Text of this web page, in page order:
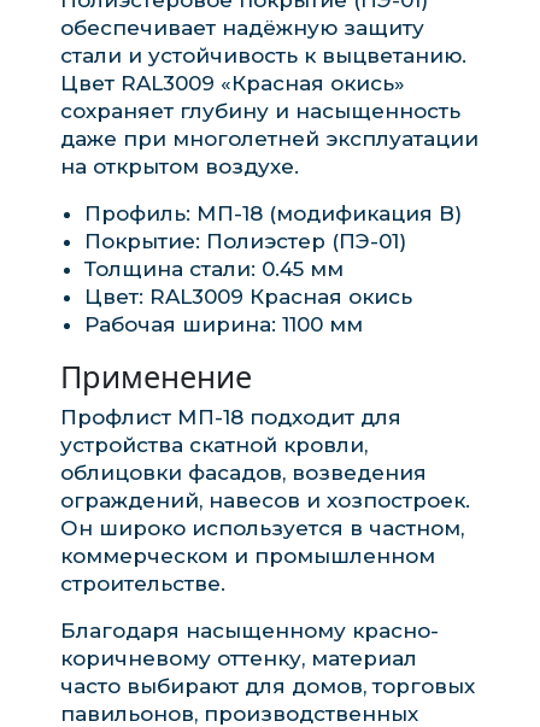
обеспечивает надёжную защиту
стали и устойчивость к выцветанию.
Цвет RAL3009 «Красная окись»
сохраняет глубину и насыщенность
даже при многолетней эксплуатации
на открытом воздухе.
Профиль: МП-18 (модификация B)
Покрытие: Полиэстер (ПЭ-01)
Толщина стали: 0.45 мм
Цвет: RAL3009 Красная окись
Рабочая ширина: 1100 мм
Применение
Профлист МП-18 подходит для
устройства скатной кровли,
облицовки фасадов, возведения
ограждений, навесов и хозпостроек.
Он широко используется в частном,
коммерческом и промышленном
строительстве.
Благодаря насыщенному красно-
коричневому оттенку, материал
часто выбирают для домов, торговых
павильонов, производственных